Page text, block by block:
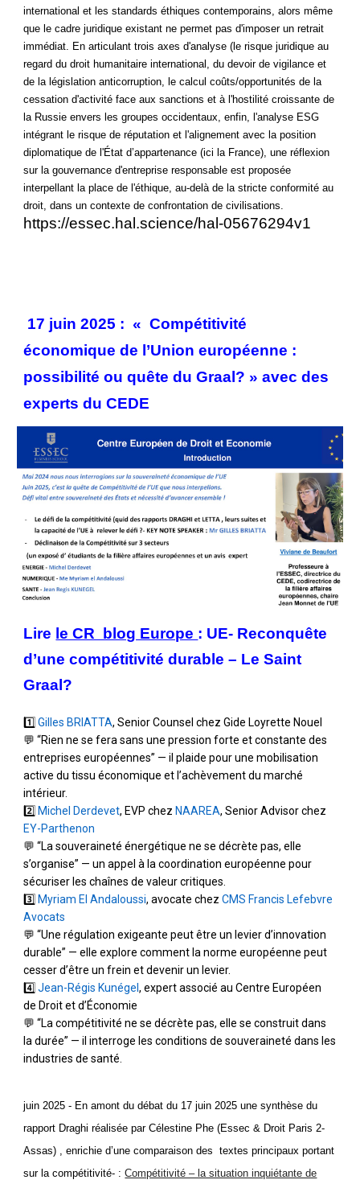
international et les standards éthiques contemporains, alors même
que le cadre juridique existant ne permet pas d'imposer un retrait
immédiat. En articulant trois axes d'analyse (le risque juridique au
regard du droit humanitaire international, du devoir de vigilance et
de la législation anticorruption, le calcul coûts/opportunités de la
cessation d'activité face aux sanctions et à l'hostilité croissante de
la Russie envers les groupes occidentaux, enfin, l'analyse ESG
intégrant le risque de réputation et l'alignement avec la position
diplomatique de l'État d’appartenance (ici la France), une réflexion
sur la gouvernance d'entreprise responsable est proposée
interpellant la place de l'éthique, au-delà de la stricte conformité au
droit, dans un contexte de confrontation de civilisations.
https://essec.hal.science/hal-05676294v1
17 juin 2025 : « Compétitivité
économique de l’Union européenne :
possibilité ou quête du Graal? » avec des
experts du CEDE
Lire le CR blog Europe : UE- Reconquête
d’une compétitivité durable – Le Saint
Graal?
1️⃣ Gilles BRIATTA, Senior Counsel chez Gide Loyrette Nouel
💬 “Rien ne se fera sans une pression forte et constante des
entreprises européennes” — il plaide pour une mobilisation
active du tissu économique et l’achèvement du marché
intérieur.
2️⃣ Michel Derdevet, EVP chez NAAREA, Senior Advisor chez
EY-Parthenon
💬 “La souveraineté énergétique ne se décrète pas, elle
s’organise” — un appel à la coordination européenne pour
sécuriser les chaînes de valeur critiques.
3️⃣ Myriam El Andaloussi, avocate chez CMS Francis Lefebvre
Avocats
💬 “Une régulation exigeante peut être un levier d’innovation
durable” — elle explore comment la norme européenne peut
cesser d’être un frein et devenir un levier.
4️⃣ Jean-Régis Kunégel, expert associé au Centre Européen
de Droit et d’Économie
💬 “La compétitivité ne se décrète pas, elle se construit dans
la durée” — il interroge les conditions de souveraineté dans les
industries de santé.
juin 2025 - En amont du débat du 17 juin 2025unesynthèse du
rapport Draghi réalisée par Célestine Phe (Essec & Droit Paris 2-
Assas) , enrichie d’une comparaison des textes principaux portant
sur la compétitivité- :Compétitivité – la situation inquiétante de